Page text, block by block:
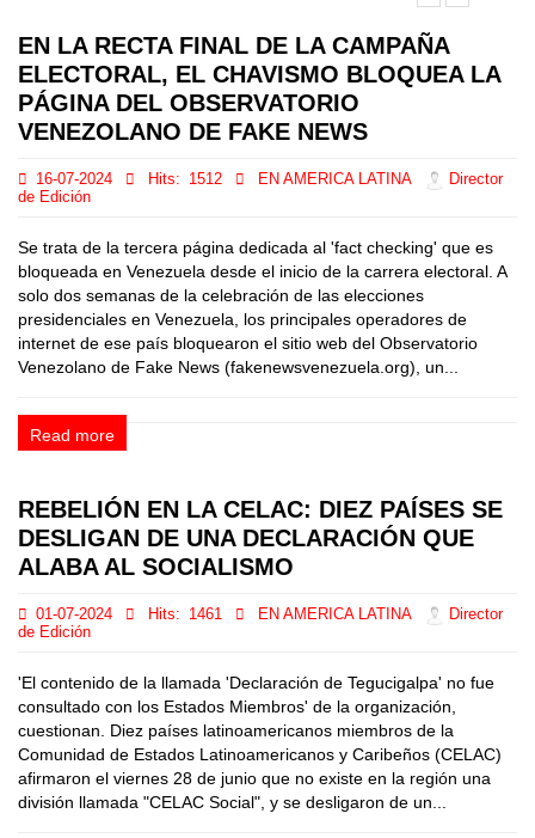
EN LA RECTA FINAL DE LA CAMPAÑA
ELECTORAL, EL CHAVISMO BLOQUEA LA
PÁGINA DEL OBSERVATORIO
VENEZOLANO DE FAKE NEWS
16-07-2024 Hits: 1512 EN AMERICA LATINA
Director
de Edición
Se trata de la tercera página dedicada al 'fact checking' que es
bloqueada en Venezuela desde el inicio de la carrera electoral. A
solo dos semanas de la celebración de las elecciones
presidenciales en Venezuela, los principales operadores de
internet de ese país bloquearon el sitio web del Observatorio
Venezolano de Fake News (fakenewsvenezuela.org), un...
Read more
REBELIÓN EN LA CELAC: DIEZ PAÍSES SE
DESLIGAN DE UNA DECLARACIÓN QUE
ALABA AL SOCIALISMO
01-07-2024 Hits: 1461 EN AMERICA LATINA
Director
de Edición
'El contenido de la llamada 'Declaración de Tegucigalpa' no fue
consultado con los Estados Miembros' de la organización,
cuestionan. Diez países latinoamericanos miembros de la
Comunidad de Estados Latinoamericanos y Caribeños (CELAC)
afirmaron el viernes 28 de junio que no existe en la región una
división llamada "CELAC Social", y se desligaron de un...